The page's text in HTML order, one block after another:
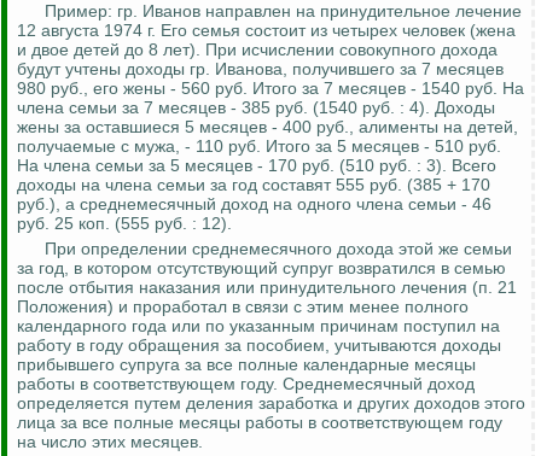
Пример: гр. Иванов направлен на принудительное лечение
12 августа 1974 г. Его семья состоит из четырех человек (жена
и двое детей до 8 лет). При исчислении совокупного дохода
будут учтены доходы гр. Иванова, получившего за 7 месяцев
980 руб., его жены - 560 руб. Итого за 7 месяцев - 1540 руб. На
члена семьи за 7 месяцев - 385 руб. (1540 руб. : 4). Доходы
жены за оставшиеся 5 месяцев - 400 руб., алименты на детей,
получаемые с мужа, - 110 руб. Итого за 5 месяцев - 510 руб.
На члена семьи за 5 месяцев - 170 руб. (510 руб. : 3). Всего
доходы на члена семьи за год составят 555 руб. (385 + 170
руб.), а среднемесячный доход на одного члена семьи - 46
руб. 25 коп. (555 руб. : 12).
При определении среднемесячного дохода этой же семьи
за год, в котором отсутствующий супруг возвратился в семью
после отбытия наказания или принудительного лечения (п. 21
Положения) и проработал в связи с этим менее полного
календарного года или по указанным причинам поступил на
работу в году обращения за пособием, учитываются доходы
прибывшего супруга за все полные календарные месяцы
работы в соответствующем году. Среднемесячный доход
определяется путем деления заработка и других доходов этого
лица за все полные месяцы работы в соответствующем году
на число этих месяцев.